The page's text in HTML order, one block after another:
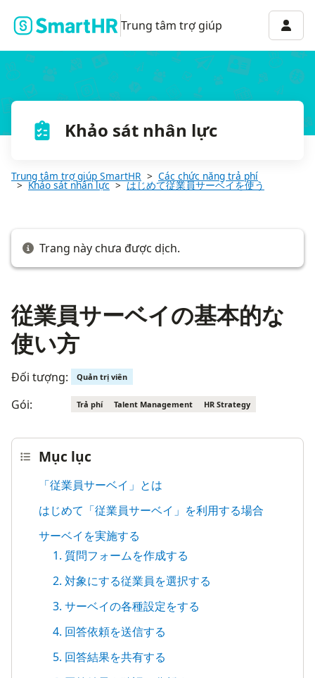
Trung tâm trợ giúp
Khảo sát nhân lực
Trung tâm trợ giúp SmartHR Các chức năng trả phí
Khảo sát nhân lực はじめて従業員サーベイを使う
Trang này chưa được dịch.
従業員サーベイの基本的な
使い方
Đối tượng: Quản trị viên
Gói: Trả phí Talent Management HR Strategy
Mục lục
「従業員サーベイ」とは
はじめて「従業員サーベイ」を利用する場合
サーベイを実施する
1. 質問フォームを作成する
2. 対象にする従業員を選択する
3. サーベイの各種設定をする
4. 回答依頼を送信する
5. 回答結果を共有する